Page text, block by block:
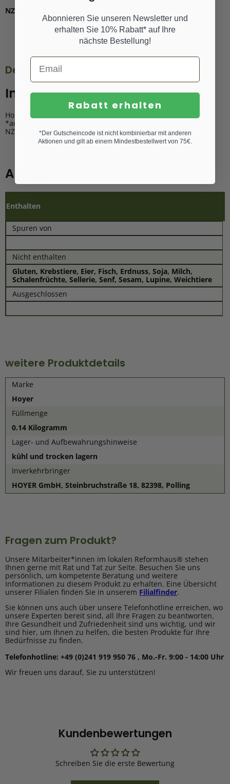
NZ-BIO-003
Details
Inhaltsstoffe:
Honig* (100 %)
*aus kontrolliert biologischem Anbau
NZ-BIO-003
Allergene:
Enthalten
Spuren von
Nicht enthalten
Gluten, Krebstiere, Eier, Fisch, Erdnuss, Soja, Milch,
Schalenfrüchte, Sellerie, Senf, Sesam, Lupine, Weichtiere
Ausgeschlossen
weitere Produktdetails
Marke
Hoyer
Füllmenge
0.14 Kilogramm
Lager- und Aufbewahrungshinweise
kühl und trocken lagern
Inverkehrbringer
HOYER GmbH, Steinbruchstraße 18, 82398, Polling
Fragen zum Produkt?
Unsere Mitarbeiter*innen im lokalen Reformhaus® stehen
Ihnen gerne mit Rat und Tat zur Seite. Besuchen Sie uns
persönlich, um kompetente Beratung und weitere
Informationen zu diesem Produkt zu erhalten. Eine Übersicht
unserer Filialen finden Sie in unserem Filialfinder.
Sie können uns auch über unsere Telefonhotline erreichen, wo
unsere Experten bereit sind, all Ihre Fragen zu beantworten.
Ihre Gesundheit und Zufriedenheit sind uns wichtig, und wir
sind hier, um Ihnen zu helfen, die besten Produkte für Ihre
Bedürfnisse zu finden.
Telefonhotline: +49 (0)241 919 950 76 , Mo.-Fr. 9:00 - 14:00 Uhr
Wir freuen uns darauf, Sie zu unterstützen!
Kundenbewertungen
Schreiben Sie die erste Bewertung
Abonnieren Sie unseren Newsletter und
erhalten Sie 10% Rabatt* auf Ihre
nächste Bestellung!
Rabatt erhalten
*Der Gutscheincode ist nicht kombinierbar mit anderen
Aktionen und gilt ab einem Mindestbestellwert von 75€.